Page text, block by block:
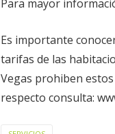
Para mayor
Es importante
tarifas de las
Vegas prohiben
respecto consulta: